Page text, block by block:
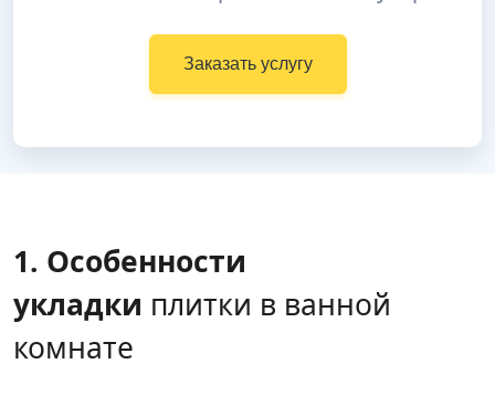
Заказать услугу
1. Особенности
укладки плитки в ванной
комнате